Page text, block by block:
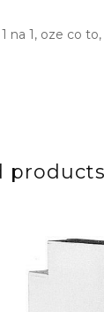
na 1, oze co
products